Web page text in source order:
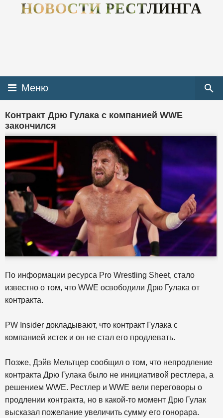
НОВОСТИ РЕСТЛИНГА
Меню
Контракт Дрю Гулака с компанией WWE
закончился
По информации ресурса Pro Wrestling Sheet, стало
известно о том, что WWE освободили Дрю Гулака от
контракта.
PW Insider докладывают, что контракт Гулака с
компанией истек и он не стал его продлевать.
Позже, Дэйв Мельтцер сообщил о том, что непродление
контракта Дрю Гулака было не инициативой рестлера, а
решением WWE. Рестлер и WWE вели переговоры о
продлении контракта, но в какой-то момент Дрю Гулак
высказал пожелание увеличить сумму его гонорара.